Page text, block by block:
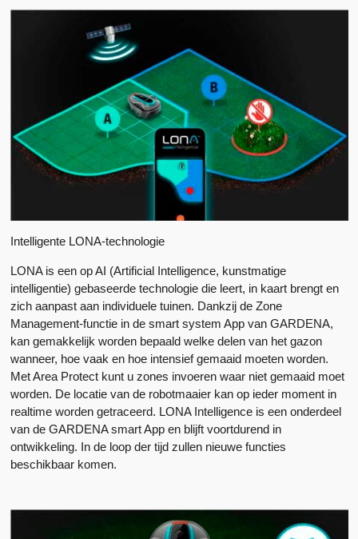
Intelligente LONA-technologie
LONA is een op AI (Artificial Intelligence, kunstmatige
intelligentie) gebaseerde technologie die leert, in kaart brengt en
zich aanpast aan individuele tuinen. Dankzij de Zone
Management-functie in de smart system App van GARDENA,
kan gemakkelijk worden bepaald welke delen van het gazon
wanneer, hoe vaak en hoe intensief gemaaid moeten worden.
Met Area Protect kunt u zones invoeren waar niet gemaaid moet
worden. De locatie van de robotmaaier kan op ieder moment in
realtime worden getraceerd. LONA Intelligence is een onderdeel
van de GARDENA smart App en blijft voortdurend in
ontwikkeling. In de loop der tijd zullen nieuwe functies
beschikbaar komen.